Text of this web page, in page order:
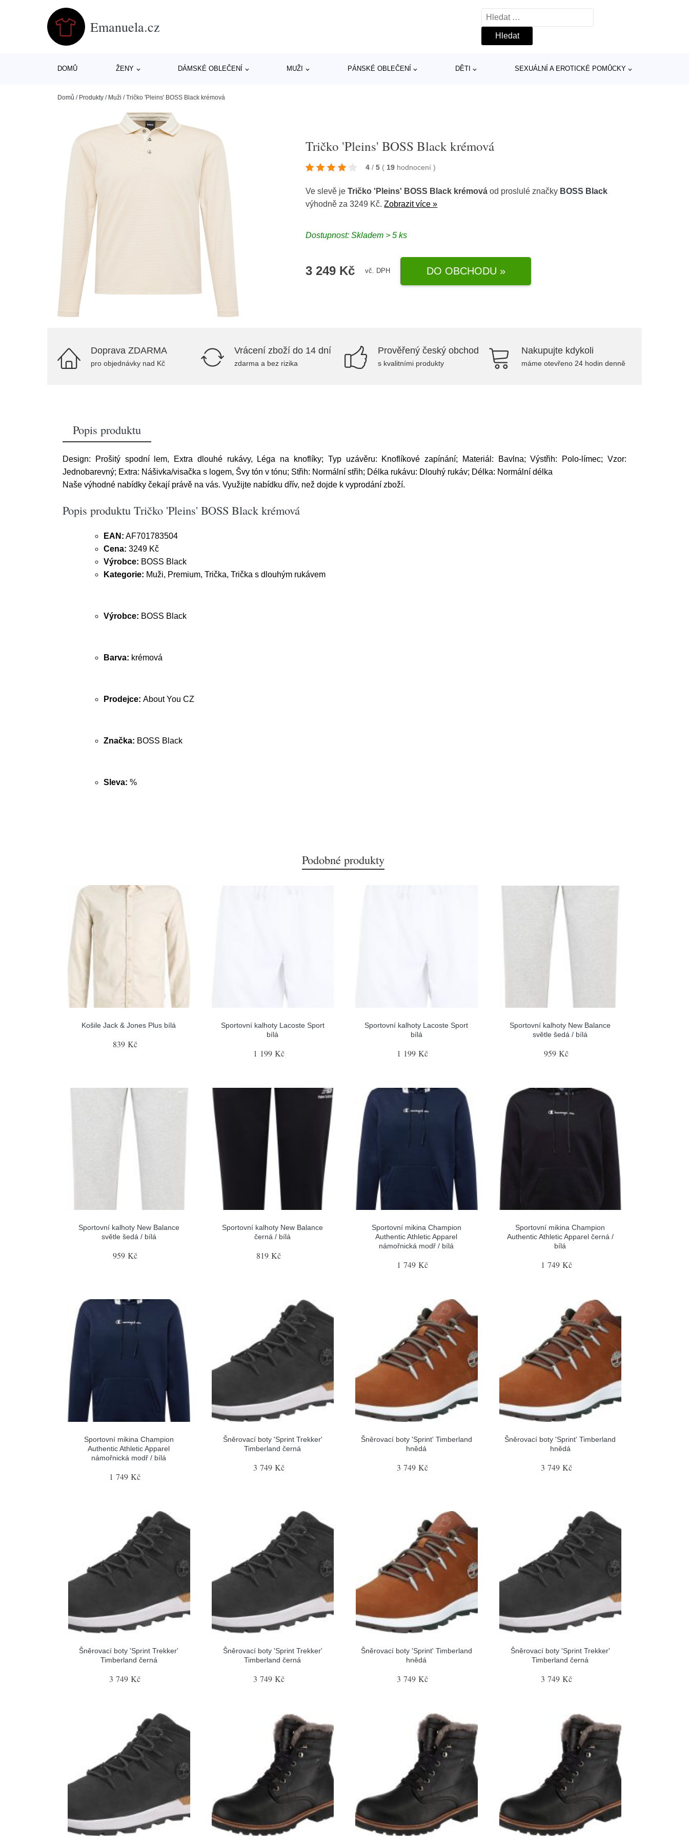
Emanuela.cz
Vyhledávání
DOMŮ ŽENY DÁMSKÉ OBLEČENÍ MUŽI PÁNSKÉ OBLEČENÍ DĚTI SEXUÁLNÍ A EROTICKÉ POMŮCKY
Domů / Produkty / Muži /Tričko 'Pleins' BOSS Black krémová
Tričko 'Pleins' BOSS Black krémová
4 / 5 ( 19 hodnocení)
Ve slevě jeTričko 'Pleins' BOSS Black krémová od proslulé značky BOSS Black
výhodně za 3249 Kč.Zobrazit více »
Dostupnost: Skladem > 5 ks
3 249 Kč vč. DPH DO OBCHODU »
Doprava ZDARMA
pro objednávky nad Kč
Vrácení zboží do 14 dní
zdarma a bez rizika
Prověřený český obchod
s kvalitními produkty
Nakupujte kdykoli
máme otevřeno 24 hodin denně
Popis produktu
Design: Prošitý spodní lem, Extra dlouhé rukávy, Léga na knoflíky; Typ uzávěru: Knoflíkové zapínání; Materiál: Bavlna; Výstřih: Polo-límec; Vzor:
Jednobarevný; Extra: Nášivka/visačka s logem, Švy tón v tónu; Střih: Normální střih; Délka rukávu: Dlouhý rukáv; Délka: Normální délka
Naše výhodné nabídky čekají právě na vás. Využijte nabídku dřív, než dojde k vyprodání zboží.
Popis produktu Tričko 'Pleins' BOSS Black krémová
EAN: AF701783504
Cena: 3249 Kč
Výrobce: BOSS Black
Kategorie: Muži, Premium, Trička, Trička s dlouhým rukávem
Výrobce: BOSS Black
Barva: krémová
Prodejce: About You CZ
Značka: BOSS Black
Sleva: %
Podobné produkty
Košile Jack & Jones Plus bílá
839 Kč
Sportovní kalhoty Lacoste Sport
bílá
1 199 Kč
Sportovní kalhoty Lacoste Sport
bílá
1 199 Kč
Sportovní kalhoty New Balance
světle šedá / bílá
959 Kč
Sportovní kalhoty New Balance
světle šedá / bílá
959 Kč
Sportovní kalhoty New Balance
černá / bílá
819 Kč
Sportovní mikina Champion
Authentic Athletic Apparel
námořnická modř / bílá
1 749 Kč
Sportovní mikina Champion
Authentic Athletic Apparel černá /
bílá
1 749 Kč
Sportovní mikina Champion
Authentic Athletic Apparel
námořnická modř / bílá
1 749 Kč
Šněrovací boty 'Sprint Trekker'
Timberland černá
3 749 Kč
Šněrovací boty 'Sprint' Timberland
hnědá
3 749 Kč
Šněrovací boty 'Sprint' Timberland
hnědá
3 749 Kč
Šněrovací boty 'Sprint Trekker'
Timberland černá
3 749 Kč
Šněrovací boty 'Sprint Trekker'
Timberland černá
3 749 Kč
Šněrovací boty 'Sprint' Timberland
hnědá
3 749 Kč
Šněrovací boty 'Sprint Trekker'
Timberland černá
3 749 Kč